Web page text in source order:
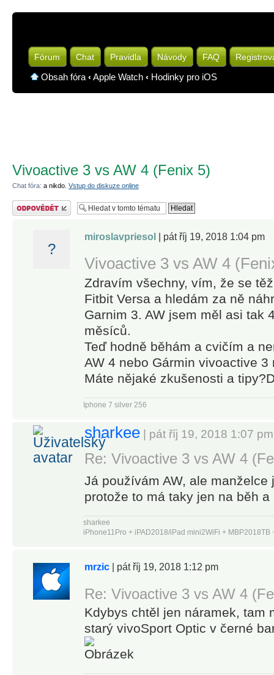
Fórum Chat Pravidla Návody FAQ
Obsah fóra ‹Apple Watch ‹ Hodinky pro iOS
Vivoactive 3 vs AW 4 (Fenix 5)
Chat fóra: a nikdo. Vstup do diskuze online
Odeslat odpověď
?
miroslavpriesol | pát říj 19, 2018 1:04 pm
Vivoactive 3 vs AW 4
Zdravím všechny, vím, že se
Fitbit Versa a hledám za ně
Garnim 3. AW jsem měl asi tak
měsíců.
Teď hodně běhám a cvičím a
AW 4 nebo Gármin vivoactive
Máte nějaké zkušenosti a
Iphone 7 silver 256
sharkee | pát říj 19, 2018 1:07 pm
Re: Vivoactive 3 vs AW 4
Já používám AW, ale manželce
protože to má taky jen na běh a
sharkee
iPhone11Pro + iPAD2018/iPad mini2WiFi +
mrzic | pát říj 19, 2018 1:12 pm
Re: Vivoactive 3 vs AW 4
Kdybys chtěl jen náramek, tam
starý vivoSport Optic v černé